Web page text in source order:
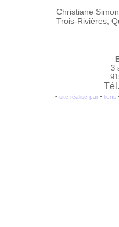
Christiane
Trois-Rivières,
3
• site réalisé par• liens